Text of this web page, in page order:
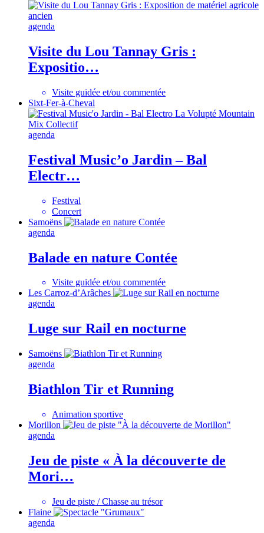
agenda
Visite du Lou Tannay Gris :
Expositio…
Visite guidée et/ou commentée
Sixt-Fer-à-Cheval
agenda
Festival Music’o Jardin – Bal
Electr…
Festival
Concert
Samoëns
agenda
Balade en nature Contée
Visite guidée et/ou commentée
Les Carroz-d’Arâches
agenda
Luge sur Rail en nocturne
Samoëns
agenda
Biathlon Tir et Running
Animation sportive
Morillon
agenda
Jeu de piste « À la découverte de
Mori…
Jeu de piste / Chasse au trésor
Flaine
agenda